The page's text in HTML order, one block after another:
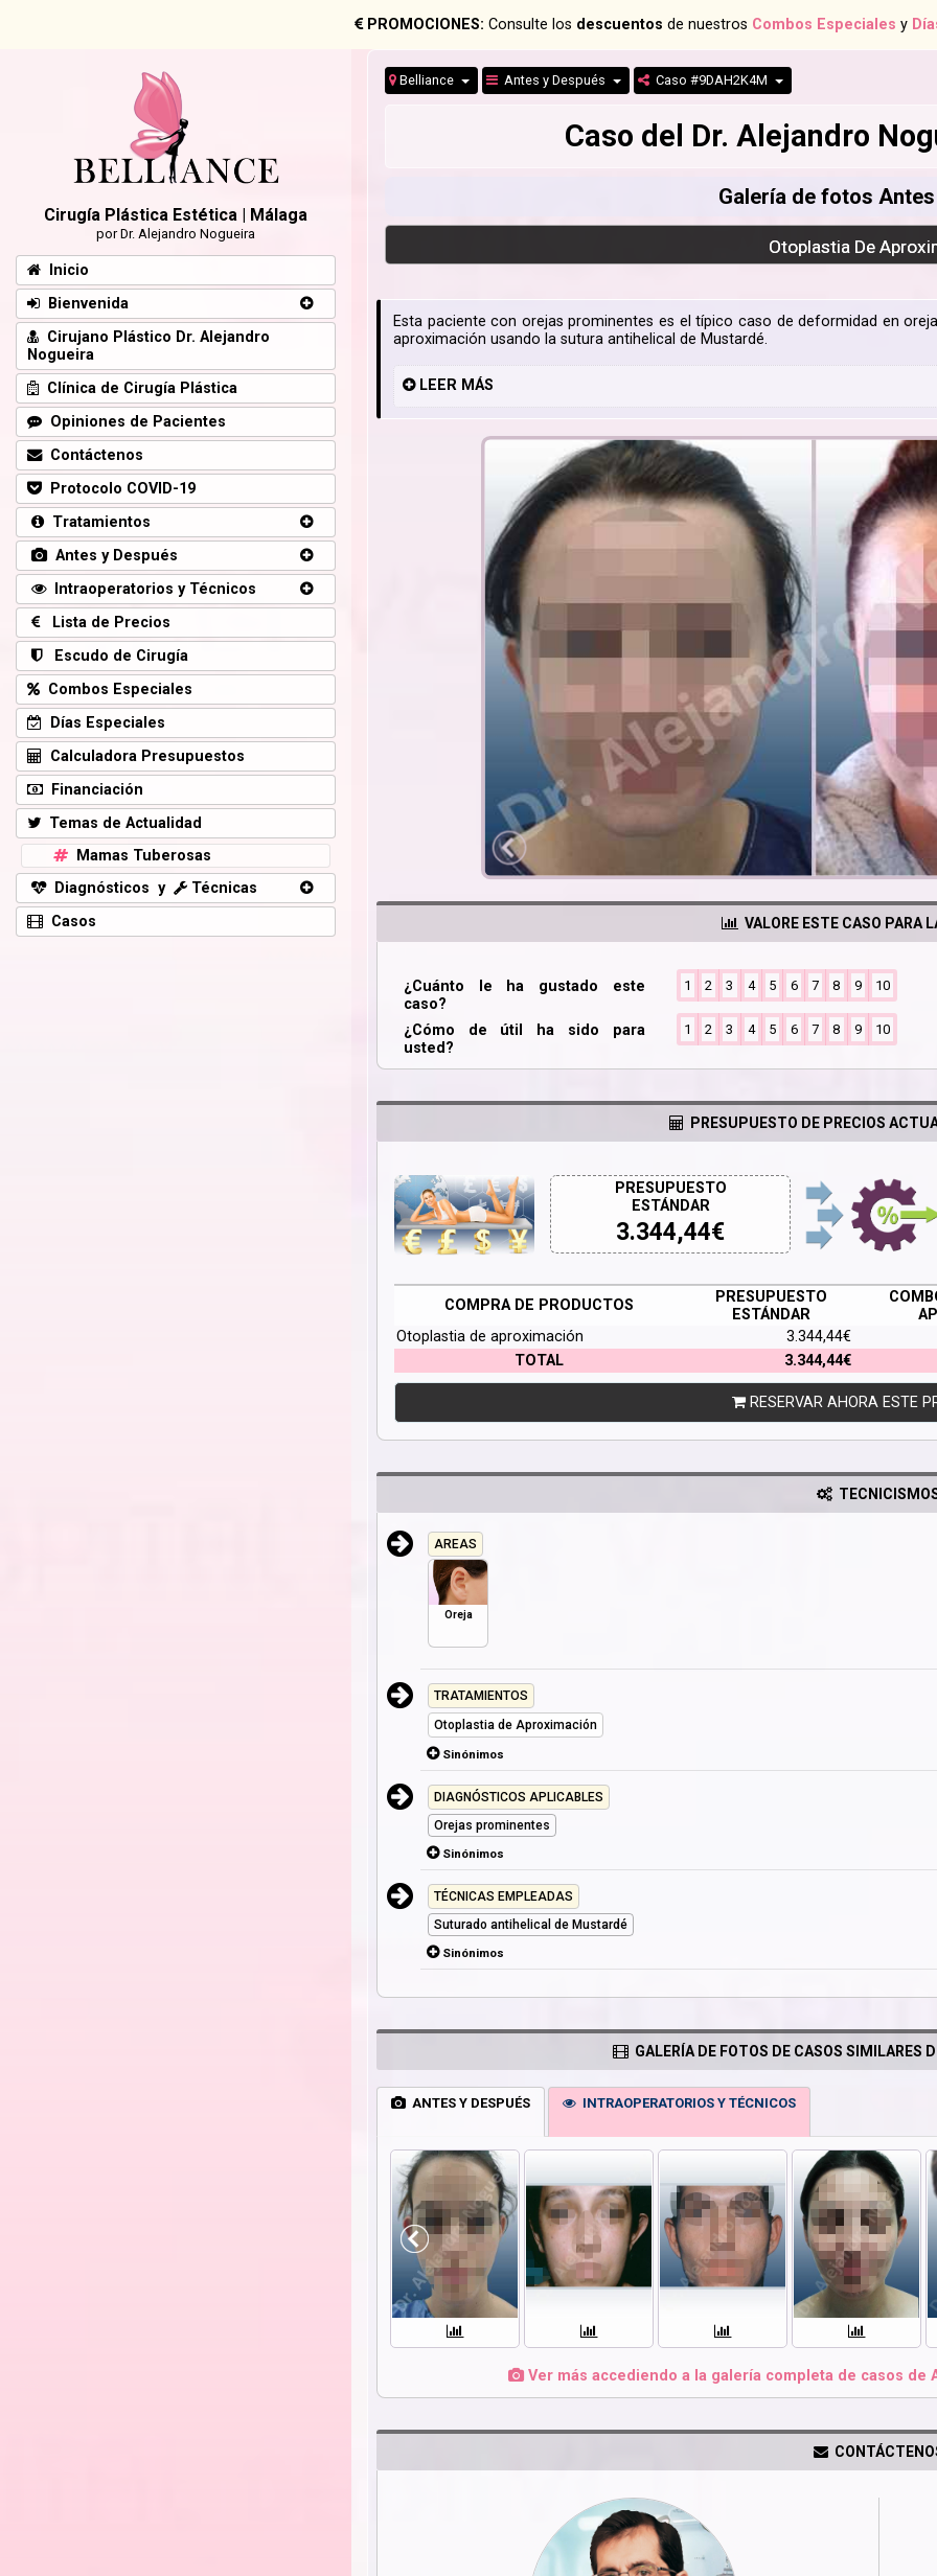
PROMOCIONES: Consulte los descuentos de nuestros Combos Especiales y
Belliance Antes y Después Caso #9DAH2K4M
Caso del Dr. Alejandro
Galería de fotos
Otoplastia De
Esta paciente con orejas prominentes es el típico caso de deformidad en
aproximación usando la sutura antihelical de Mustardé.
LEER MÁS
VALORE ESTE CASO PARA
¿Cuánto le ha gustado este
caso?
1 2 3 4 5 6 7 8 9 10
¿Cómo de útil ha sido para
usted?
1 2 3 4 5 6 7 8 9 10
PRESUPUESTO DE PRECIOS
PRESUPUESTO
ESTÁNDAR
3.344,44€
COMPRA DE PRODUCTOS
PRESUPUESTO
ESTÁNDAR
Otoplastia de aproximación
3.344,44€
TOTAL
3.344,44€
RESERVAR AHORA ESTE
AREAS
Oreja
TRATAMIENTOS
Otoplastia de Aproximación
Sinónimos
DIAGNÓSTICOS APLICABLES
Orejas prominentes
Sinónimos
TÉCNICAS EMPLEADAS
Suturado antihelical de Mustardé
Sinónimos
GALERÍA DE FOTOS DE CASOS SIMILARES
ANTES Y DESPUÉS INTRAOPERATORIOS Y TÉCNICOS
Ver más accediendo a la galería completa de casos de
Cirugía Plástica Estética | Málaga
por Dr. Alejandro Nogueira
Inicio
Bienvenida
Cirujano Plástico Dr. Alejandro
Nogueira
Clínica de Cirugía Plástica
Opiniones de Pacientes
Contáctenos
Protocolo COVID-19
Tratamientos
Antes y Después
Intraoperatorios y Técnicos
Lista de Precios
Escudo de Cirugía
Combos Especiales
Días Especiales
Calculadora Presupuestos
Financiación
Temas de Actualidad
Mamas Tuberosas
Diagnósticos y
Técnicas
Casos